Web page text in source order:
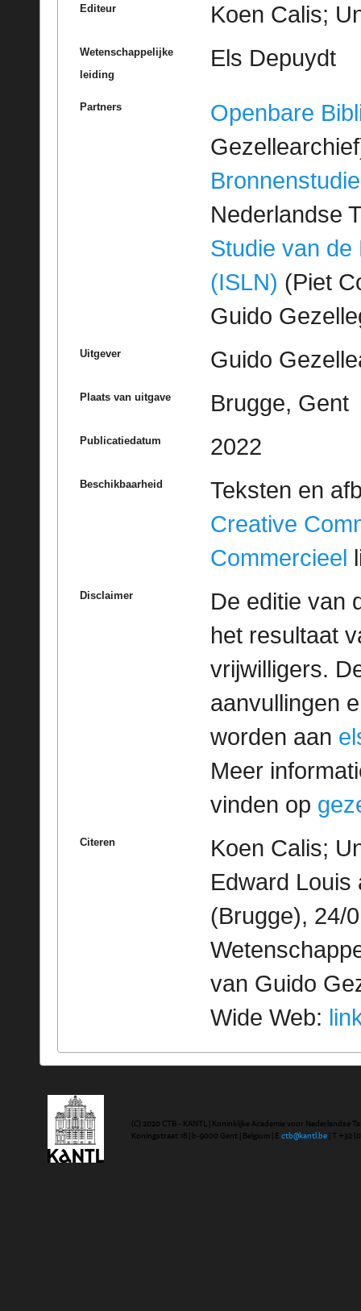
Editeur Koen Calis;
Wetenschappelijke
leiding
Els Depuydt
Partners
Openbare
Bronnenstudie
Nederlandse
Studie van de
(ISLN) (Piet
Guido
Uitgever Guido
Plaats van uitgave Brugge, Gent
Publicatiedatum 2022
Beschikbaarheid
Teksten en
Creative
Commercieel
Disclaimer
De editie van
het resultaat
vrijwilligers.
aanvullingen
worden aan
Meer
vinden op
Citeren
Koen Calis;
Edward Louis
(Brugge), 24/
van Guido
Wide Web:
(C) 2020 CTB - KANTL | Koninklijke Academie voor Nederlandse
Koningstraat 18 | b-9000 Gent | Belgium | E ctb@kantl.be | T +32